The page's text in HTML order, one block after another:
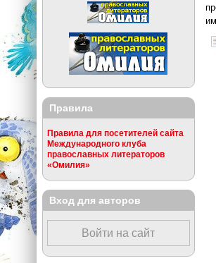
Правила
Правила для посетителей сайта
Международного клуба
православных литераторов
«Омилия»
Вход для авторов
Войти на сайт